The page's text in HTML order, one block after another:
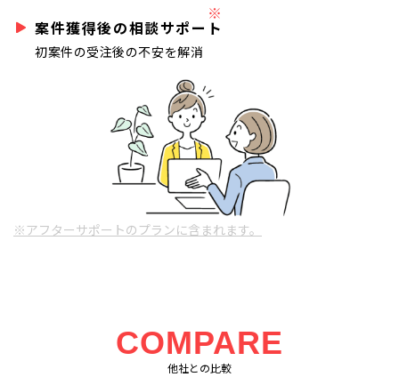
案件獲得後の相談サポート
※
初案件の受注後の不安を解消
※アフターサポートのプランに含まれます。
COMPARE
他社との比較